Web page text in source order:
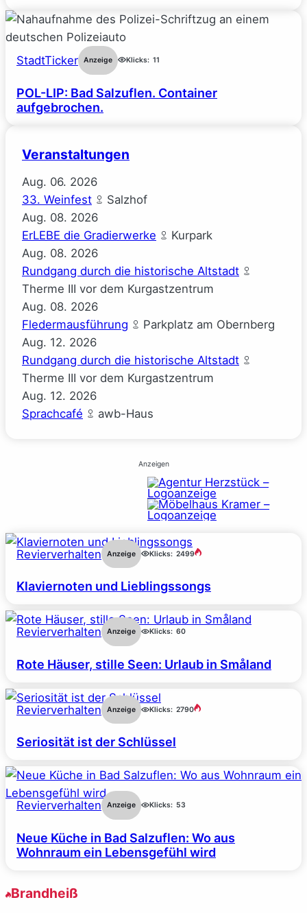
StadtTicker Anzeige Klicks: 11
POL-LIP: Bad Salzuflen. Container
aufgebrochen.
Veranstaltungen
Aug. 06. 2026
33. Weinfest
Salzhof
Aug. 08. 2026
ErLEBE die Gradierwerke
Kurpark
Aug. 08. 2026
Rundgang durch die historische Altstadt
Therme III vor dem Kurgastzentrum
Aug. 08. 2026
Fledermausführung
Parkplatz am Obernberg
Aug. 12. 2026
Rundgang durch die historische Altstadt
Therme III vor dem Kurgastzentrum
Aug. 12. 2026
Sprachcafé
awb-Haus
Anzeigen
Revierverhalten Anzeige Klicks: 2499
Klaviernoten und Lieblingssongs
Revierverhalten Anzeige Klicks: 60
Rote Häuser, stille Seen: Urlaub in Småland
Revierverhalten Anzeige Klicks: 2790
Seriosität ist der Schlüssel
Revierverhalten Anzeige Klicks: 53
Neue Küche in Bad Salzuflen: Wo aus
Wohnraum ein Lebensgefühl wird
Brandheiß